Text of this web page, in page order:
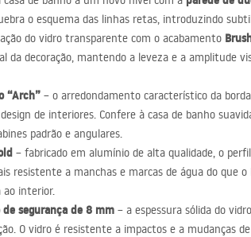
casa de banho
o esquema das linhas retas, introduzindo
do vidro transparente com o acabamento
da decoração, mantendo a leveza e a amplitude
“Arch” – o arredondamento característico da
design de interiores. Confere à casa de banho
padrão e angulares.
– fabricado em alumínio de alta qualidade, o
resistente a manchas e marcas de água do que
ao interior.
segurança de 8 mm – a espessura sólida do
O vidro é resistente a impactos e a mudanças